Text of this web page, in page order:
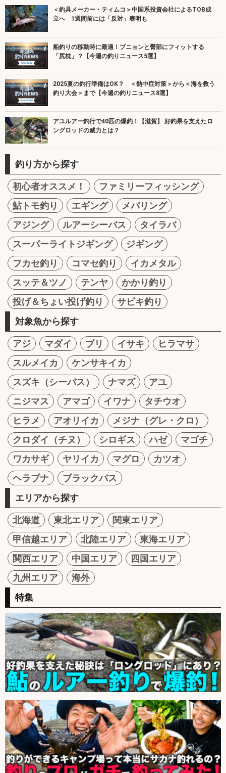
＜釣具メーカー・ティムコ＞中国系投資会社によるTOB成
立へ 1週間前には「反対」表明も
船釣りの移動時に最適！プニョンと臀部にフィットする
「尻枕」？【今週の釣りニュース5選】
2025夏の釣行準備はOK？ ＜熱中症対策＞から＜海を救う
釣り大会＞まで【今週の釣りニュース8選】
アユルアー釣行で40匹の爆釣！【滋賀】 好釣果を支えたロ
ングロッドの威力とは？
釣り方から探す
初心者オススメ！
ファミリーフィッシング
鮎トモ釣り
エギング
メバリング
アジング
ルアーシーバス
タイラバ
スーパーライトジギング
ジギング
フカセ釣り
コマセ釣り
イカメタル
スッテ＆ツノ
テンヤ
かかり釣り
投げ＆ちょい投げ釣り
サビキ釣り
対象魚から探す
アジ マダイ ブリ イサキ
ヒラマサ
スルメイカ
ケンサキイカ
スズキ（シーバス）
ナマズ
アユ
ニジマス
アマゴ イワナ
タチウオ
ヒラメ
アオリイカ
メジナ（グレ・クロ）
クロダイ（チヌ）
シロギス ハゼ
マゴチ
ワカサギ
ヤリイカ マグロ
カツオ
ヘラブナ
ブラックバス
エリアから探す
北海道 東北エリア
関東エリア
甲信越エリア
北陸エリア
東海エリア
関西エリア
中国エリア
四国エリア
九州エリア
海外
特集